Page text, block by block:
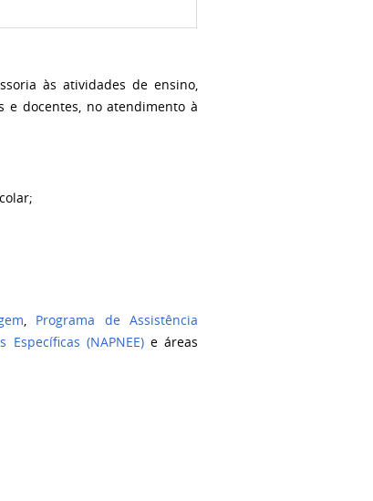
às atividades de ensino,
e docentes, no atendimento à
, Programa de Assistência
(NAPNEE)e áreas